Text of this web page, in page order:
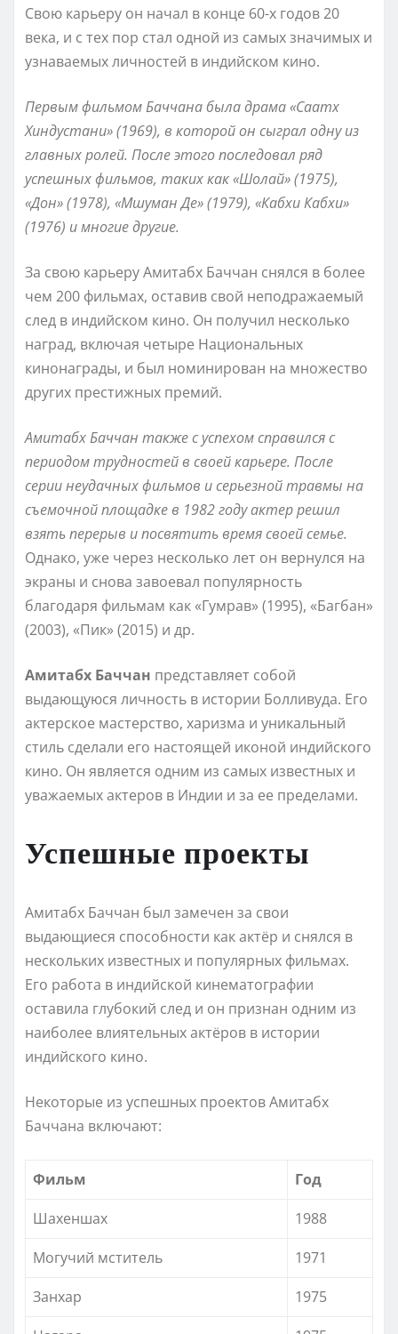
Свою карьеру он начал в конце 60-х годов 20
века, и с тех пор стал одной из самых значимых и
узнаваемых личностей в индийском кино.
Первым фильмом Баччана была драма «Саатх
Хиндустани» (1969), в которой он сыграл одну из
главных ролей. После этого последовал ряд
успешных фильмов, таких как «Шолай» (1975),
«Дон» (1978), «Мшуман Де» (1979), «Кабхи Кабхи»
(1976) и многие другие.
За свою карьеру Амитабх Баччан снялся в более
чем 200 фильмах, оставив свой неподражаемый
след в индийском кино. Он получил несколько
наград, включая четыре Национальных
кинонаграды, и был номинирован на множество
других престижных премий.
Амитабх Баччан также с успехом справился с
периодом трудностей в своей карьере. После
серии неудачных фильмов и серьезной травмы на
съемочной площадке в 1982 году актер решил
взять перерыв и посвятить время своей семье.
Однако, уже через несколько лет он вернулся на
экраны и снова завоевал популярность
благодаря фильмам как «Гумрав» (1995), «Багбан»
(2003), «Пик» (2015) и др.
Амитабх Баччан представляет собой
выдающуюся личность в истории Болливуда. Его
актерское мастерство, харизма и уникальный
стиль сделали его настоящей иконой индийского
кино. Он является одним из самых известных и
уважаемых актеров в Индии и за ее пределами.
Успешные проекты
Амитабх Баччан был замечен за свои
выдающиеся способности как актёр и снялся в
нескольких известных и популярных фильмах.
Его работа в индийской кинематографии
оставила глубокий след и он признан одним из
наиболее влиятельных актёров в истории
индийского кино.
Некоторые из успешных проектов Амитабх
Баччана включают:
Фильм
Год
Шахеншах
1988
Могучий мститель
1971
Занхар
1975